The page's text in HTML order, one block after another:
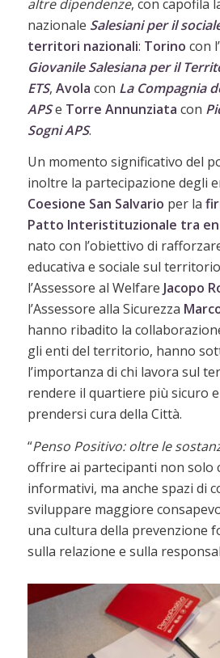
altre dipendenze, con capofila
nazionale Salesiani per il
territori nazionali: Torino con l’
Giovanile Salesiana per il
ETS, Avola con La Compagnia
APSe Torre Annunziata con
Sogni APS.
Un momento significativo del
inoltre la partecipazione degli
Coesione San Salvario per la
Patto Interistituzionale tra
nato con l’obiettivo di
educativa e sociale sul
l’Assessore al Welfare Jacopo
l’Assessore alla Sicurezza
hanno ribadito la
gli enti del territorio, hanno
l’importanza di chi lavora sul
rendere il quartiere più sicuro
prendersi cura della Città.
“Penso Positivo: oltre le
offrire ai partecipanti non solo
informativi, ma anche spazi di
sviluppare maggiore
una cultura della prevenzione
sulla relazione e sulla